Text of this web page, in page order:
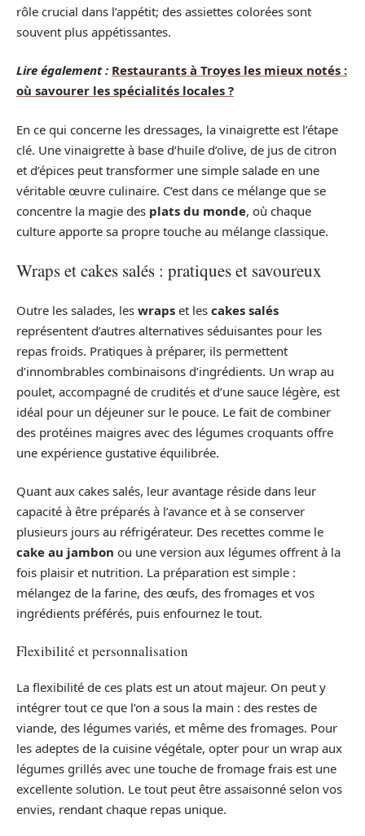
rôle crucial dans l’appétit; des assiettes colorées sont
souvent plus appétissantes.
Lire également : Restaurants à Troyes les mieux notés :
où savourer les spécialités locales ?
En ce qui concerne les dressages, la vinaigrette est l’étape
clé. Une vinaigrette à base d’huile d’olive, de jus de citron
et d’épices peut transformer une simple salade en une
véritable œuvre culinaire. C’est dans ce mélange que se
concentre la magie des plats du monde, où chaque
culture apporte sa propre touche au mélange classique.
Wraps et cakes salés : pratiques et savoureux
Outre les salades, les wraps et les cakes salés
représentent d’autres alternatives séduisantes pour les
repas froids. Pratiques à préparer, ils permettent
d’innombrables combinaisons d’ingrédients. Un wrap au
poulet, accompagné de crudités et d’une sauce légère, est
idéal pour un déjeuner sur le pouce. Le fait de combiner
des protéines maigres avec des légumes croquants offre
une expérience gustative équilibrée.
Quant aux cakes salés, leur avantage réside dans leur
capacité à être préparés à l’avance et à se conserver
plusieurs jours au réfrigérateur. Des recettes comme le
cake au jambon ou une version aux légumes offrent à la
fois plaisir et nutrition. La préparation est simple :
mélangez de la farine, des œufs, des fromages et vos
ingrédients préférés, puis enfournez le tout.
Flexibilité et personnalisation
La flexibilité de ces plats est un atout majeur. On peut y
intégrer tout ce que l’on a sous la main : des restes de
viande, des légumes variés, et même des fromages. Pour
les adeptes de la cuisine végétale, opter pour un wrap aux
légumes grillés avec une touche de fromage frais est une
excellente solution. Le tout peut être assaisonné selon vos
envies, rendant chaque repas unique.